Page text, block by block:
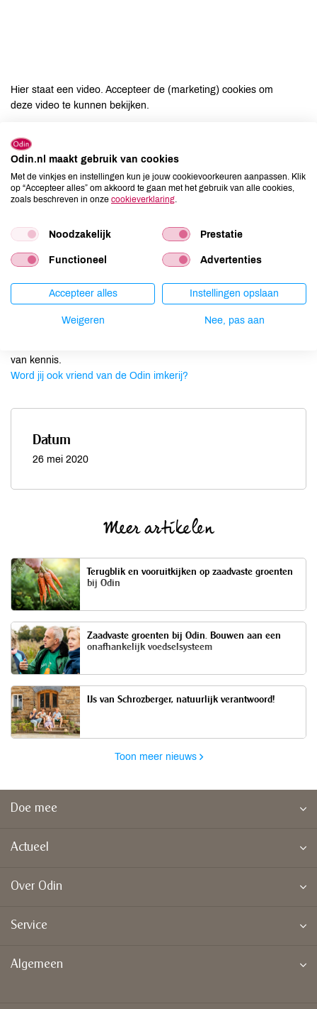
Hier staat een video. Accepteer de (marketing) cookies om
deze video te kunnen bekijken.
Word jij ook vriend van de Odin imkerij? In deze video ontdek je
hoe bijen leven en hoe Odin bijdraagt aan een betere
leefomgeving voor alle insecten. Daarbij zijn de bijen van Odin
zeer welkom op biologische boerderij De Groote Voort. Maak ook
Pieter van Gurp.
Word vriend van de Odin imkerij
Door meer bijen op boerderijen willen we bereiken dat het
gaat. Door iedere maand € 2 te schenken ondersteun je de Odin
van kennis.
Word jij ook vriend van de Odin imkerij?
Datum
26 mei 2020
Meer artikelen
Terugblik en vooruitkijken op zaadvaste groenten
bij Odin
Zaadvaste groenten bij Odin. Bouwen aan een
onafhankelijk voedselsysteem
IJs van Schrozberger, natuurlijk verantwoord!
Toon meer nieuws
Doe mee
Actueel
Over Odin
Service
Algemeen
Odin.nl maakt gebruik van cookies
Met de vinkjes en instellingen kun je jouw cookievoorkeuren aanpassen. Klik
op “Accepteer alles” om akkoord te gaan met het gebruik van alle cookies,
zoals beschreven in onze cookieverklaring.
Noodzakelijk Prestatie
Functioneel Advertenties
Accepteer alles Instellingen opslaan
Weigeren Nee, pas aan